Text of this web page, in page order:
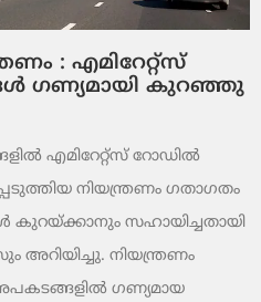
: എമിറേറ്റ്സ്
ഗണ്യമായി കുറഞ്ഞു
എമിറേറ്റ്സ് റോഡിൽ
നിയന്ത്രണം ഗതാഗതം
സഹായിച്ചതായി
നിയന്ത്രണം
ഗണ്യമായ